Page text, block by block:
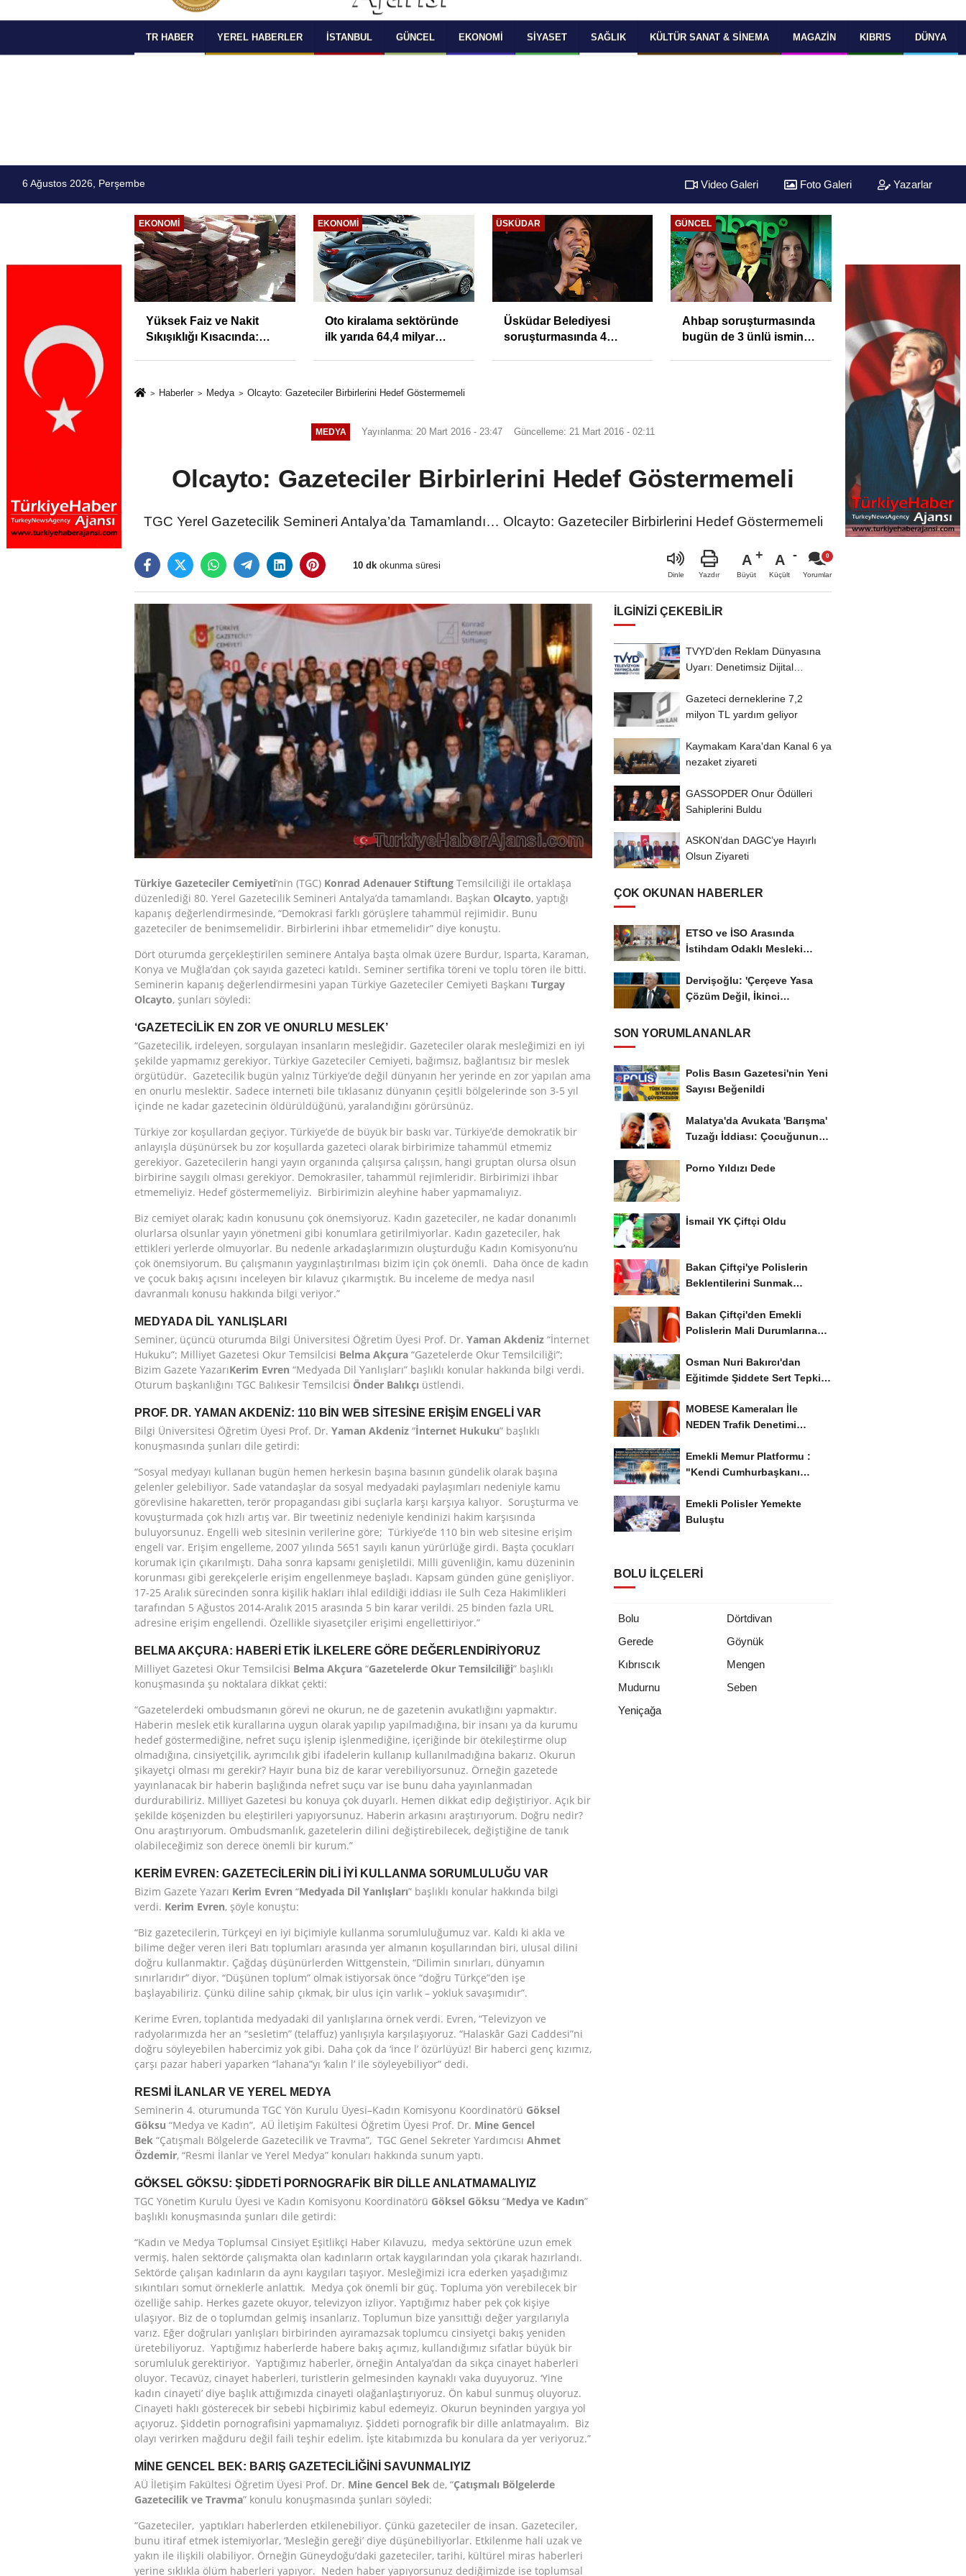
SELECT LANGUAGE YOU WOULD TO READ
OKUMAK İSTEDİĞİNİZ DİLİ SEÇİNİZ
Powered by
Translate
TR HABER YEREL HABERLER İSTANBUL GÜNCEL EKONOMI SIYASET SAĞLIK KÜLTÜR SANAT & SINEMA MAGAZIN KIBRIS DÜNYA
6 Ağustos 2026, Perşembe Video Galeri Foto Galeri Yazarlar
EĞITIM
ETSO ve İSO Arasında
İstihdam Odaklı Mesleki
SIYASET
Dervişoğlu: 'Çerçeve
Yasa Çözüm Değil, İkinci
GÜNCEL
Araçtan izmarit ve çöp
atanlara uyarı: Trafiğin
EKONOMI
TÜİK Temmuz
enflasyonunu %31,75;
Yüksek Faiz ve
Sıkışıklığı
Reel Sektörde
Konkordato
Haberler Medya Olcayto: Gazeteciler Birbirlerini Hedef Göstermemeli
MEDYA Yayınlanma: 20 Mart 2016 - 23:47 Güncelleme: 21 Mart 2016 - 02:11
Olcayto: Gazeteciler Birbirlerini Hedef Göstermemeli
TGC Yerel Gazetecilik Semineri Antalya’da Tamamlandı… Olcayto: Gazeteciler Birbirlerini Hedef Göstermemeli
10 dk okunma süresi
Dinle Yazdır
A
Büyüt
A
Küçült Yorumlar
Türkiye Gazeteciler Cemiyeti’nin (TGC) Konrad Adenauer Stiftung Temsilciliği ile ortaklaşa
düzenlediği 80. Yerel Gazetecilik Semineri Antalya’da tamamlandı. Başkan Olcayto, yaptığı
kapanış değerlendirmesinde, “Demokrasi farklı görüşlere tahammül rejimidir. Bunu
gazeteciler de benimsemelidir. Birbirlerini ihbar etmemelidir” diye konuştu.
Dört oturumda gerçekleştirilen seminere Antalya başta olmak üzere Burdur, Isparta, Karaman,
Konya ve Muğla’dan çok sayıda gazeteci katıldı. Seminer sertifika töreni ve toplu tören ile bitti.
Seminerin kapanış değerlendirmesini yapan Türkiye Gazeteciler Cemiyeti Başkanı Turgay
Olcayto, şunları söyledi:
‘GAZETECİLİK EN ZOR VE ONURLU MESLEK’
“Gazetecilik, irdeleyen, sorgulayan insanların mesleğidir. Gazeteciler olarak mesleğimizi en iyi
şekilde yapmamız gerekiyor. Türkiye Gazeteciler Cemiyeti, bağımsız, bağlantısız bir meslek
örgütüdür. Gazetecilik bugün yalnız Türkiye’de değil dünyanın her yerinde en zor yapılan ama
en onurlu meslektir. Sadece interneti bile tıklasanız dünyanın çeşitli bölgelerinde son 3-5 yıl
içinde ne kadar gazetecinin öldürüldüğünü, yaralandığını görürsünüz.
Türkiye zor koşullardan geçiyor. Türkiye’de de büyük bir baskı var. Türkiye’de demokratik bir
anlayışla düşünürsek bu zor koşullarda gazeteci olarak birbirimize tahammül etmemiz
gerekiyor. Gazetecilerin hangi yayın organında çalışırsa çalışsın, hangi gruptan olursa olsun
birbirine saygılı olması gerekiyor. Demokrasiler, tahammül rejimleridir. Birbirimizi ihbar
etmemeliyiz. Hedef göstermemeliyiz. Birbirimizin aleyhine haber yapmamalıyız.
Biz cemiyet olarak; kadın konusunu çok önemsiyoruz. Kadın gazeteciler, ne kadar donanımlı
olurlarsa olsunlar yayın yönetmeni gibi konumlara getirilmiyorlar. Kadın gazeteciler, hak
ettikleri yerlerde olmuyorlar. Bu nedenle arkadaşlarımızın oluşturduğu Kadın Komisyonu’nu
çok önemsiyorum. Bu çalışmanın yaygınlaştırılması bizim için çok önemli. Daha önce de kadın
ve çocuk bakış açısını inceleyen bir kılavuz çıkarmıştık. Bu inceleme de medya nasıl
davranmalı konusu hakkında bilgi veriyor.”
MEDYADA DİL YANLIŞLARI
Seminer, üçüncü oturumda Bilgi Üniversitesi Öğretim Üyesi Prof. Dr. Yaman Akdeniz “İnternet
Hukuku”; Milliyet Gazetesi Okur Temsilcisi Belma Akçura “Gazetelerde Okur Temsilciliği”;
Bizim Gazete YazarıKerim Evren “Medyada Dil Yanlışları” başlıklı konular hakkında bilgi verdi.
Oturum başkanlığını TGC Balıkesir Temsilcisi Önder Balıkçı üstlendi.
PROF. DR. YAMAN AKDENİZ: 110 BİN WEB SİTESİNE ERİŞİM ENGELİ VAR
Bilgi Üniversitesi Öğretim Üyesi Prof. Dr. Yaman Akdeniz “İnternet Hukuku” başlıklı
konuşmasında şunları dile getirdi:
“Sosyal medyayı kullanan bugün hemen herkesin başına basının gündelik olarak başına
gelenler gelebiliyor. Sade vatandaşlar da sosyal medyadaki paylaşımları nedeniyle kamu
görevlisine hakaretten, terör propagandası gibi suçlarla karşı karşıya kalıyor. Soruşturma ve
kovuşturmada çok hızlı artış var. Bir tweetiniz nedeniyle kendinizi hakim karşısında
buluyorsunuz. Engelli web sitesinin verilerine göre; Türkiye’de 110 bin web sitesine erişim
engeli var. Erişim engelleme, 2007 yılında 5651 sayılı kanun yürürlüğe girdi. Başta çocukları
korumak için çıkarılmıştı. Daha sonra kapsamı genişletildi. Milli güvenliğin, kamu düzeninin
korunması gibi gerekçelerle erişim engellenmeye başladı. Kapsam günden güne genişliyor.
17-25 Aralık sürecinden sonra kişilik hakları ihlal edildiği iddiası ile Sulh Ceza Hakimlikleri
tarafından 5 Ağustos 2014-Aralık 2015 arasında 5 bin karar verildi. 25 binden fazla URL
adresine erişim engellendi. Özellikle siyasetçiler erişimi engellettiriyor.”
BELMA AKÇURA: HABERİ ETİK İLKELERE GÖRE DEĞERLENDİRİYORUZ
Milliyet Gazetesi Okur Temsilcisi Belma Akçura “Gazetelerde Okur Temsilciliği” başlıklı
konuşmasında şu noktalara dikkat çekti:
“Gazetelerdeki ombudsmanın görevi ne okurun, ne de gazetenin avukatlığını yapmaktır.
Haberin meslek etik kurallarına uygun olarak yapılıp yapılmadığına, bir insanı ya da kurumu
hedef göstermediğine, nefret suçu işlenip işlenmediğine, içeriğinde bir ötekileştirme olup
olmadığına, cinsiyetçilik, ayrımcılık gibi ifadelerin kullanıp kullanılmadığına bakarız. Okurun
şikayetçi olması mı gerekir? Hayır buna biz de karar verebiliyorsunuz. Örneğin gazetede
yayınlanacak bir haberin başlığında nefret suçu var ise bunu daha yayınlanmadan
durdurabiliriz. Milliyet Gazetesi bu konuya çok duyarlı. Hemen dikkat edip değiştiriyor. Açık bir
şekilde köşenizden bu eleştirileri yapıyorsunuz. Haberin arkasını araştırıyorum. Doğru nedir?
Onu araştırıyorum. Ombudsmanlık, gazetelerin dilini değiştirebilecek, değiştiğine de tanık
olabileceğimiz son derece önemli bir kurum.”
KERİM EVREN: GAZETECİLERİN DİLİ İYİ KULLANMA SORUMLULUĞU VAR
Bizim Gazete Yazarı Kerim Evren “Medyada Dil Yanlışları” başlıklı konular hakkında bilgi
verdi. Kerim Evren, şöyle konuştu:
“Biz gazetecilerin, Türkçeyi en iyi biçimiyle kullanma sorumluluğumuz var. Kaldı ki akla ve
bilime değer veren ileri Batı toplumları arasında yer almanın koşullarından biri, ulusal dilini
doğru kullanmaktır. Çağdaş düşünürlerden Wittgenstein, “Dilimin sınırları, dünyamın
sınırlarıdır” diyor. “Düşünen toplum” olmak istiyorsak önce “doğru Türkçe”den işe
başlayabiliriz. Çünkü diline sahip çıkmak, bir ulus için varlık – yokluk savaşımıdır”.
Kerime Evren, toplantıda medyadaki dil yanlışlarına örnek verdi. Evren, “Televizyon ve
radyolarımızda her an “sesletim” (telaffuz) yanlışıyla karşılaşıyoruz. “Halaskâr Gazi Caddesi”ni
doğru söyleyebilen habercimiz yok gibi. Daha çok da ‘ince l’ özürlüyüz! Bir haberci genç kızımız,
çarşı pazar haberi yaparken “lahana”yı ‘kalın l’ ile söyleyebiliyor” dedi.
RESMİ İLANLAR VE YEREL MEDYA
Seminerin 4. oturumunda TGC Yön Kurulu Üyesi–Kadın Komisyonu Koordinatörü Göksel
Göksu “Medya ve Kadın”, AÜ İletişim Fakültesi Öğretim Üyesi Prof. Dr. Mine Gencel
Bek “Çatışmalı Bölgelerde Gazetecilik ve Travma”, TGC Genel Sekreter Yardımcısı Ahmet
Özdemir, “Resmi İlanlar ve Yerel Medya” konuları hakkında sunum yaptı.
GÖKSEL GÖKSU: ŞİDDETİ PORNOGRAFİK BİR DİLLE ANLATMAMALIYIZ
TGC Yönetim Kurulu Üyesi ve Kadın Komisyonu Koordinatörü Göksel Göksu “Medya ve Kadın”
başlıklı konuşmasında şunları dile getirdi:
“Kadın ve Medya Toplumsal Cinsiyet Eşitlikçi Haber Kılavuzu, medya sektörüne uzun emek
vermiş, halen sektörde çalışmakta olan kadınların ortak kaygılarından yola çıkarak hazırlandı.
Sektörde çalışan kadınların da aynı kaygıları taşıyor. Mesleğimizi icra ederken yaşadığımız
sıkıntıları somut örneklerle anlattık. Medya çok önemli bir güç. Topluma yön verebilecek bir
özelliğe sahip. Herkes gazete okuyor, televizyon izliyor. Yaptığımız haber pek çok kişiye
ulaşıyor. Biz de o toplumdan gelmiş insanlarız. Toplumun bize yansıttığı değer yargılarıyla
varız. Eğer doğruları yanlışları birbirinden ayıramazsak toplumcu cinsiyetçi bakış yeniden
üretebiliyoruz. Yaptığımız haberlerde habere bakış açımız, kullandığımız sıfatlar büyük bir
sorumluluk gerektiriyor. Yaptığımız haberler, örneğin Antalya’dan da sıkça cinayet haberleri
oluyor. Tecavüz, cinayet haberleri, turistlerin gelmesinden kaynaklı vaka duyuyoruz. ‘Yine
kadın cinayeti’ diye başlık attığımızda cinayeti olağanlaştırıyoruz. Ön kabul sunmuş oluyoruz.
Cinayeti haklı gösterecek bir sebebi hiçbirimiz kabul edemeyiz. Okurun beyninden yargıya yol
açıyoruz. Şiddetin pornografisini yapmamalıyız. Şiddeti pornografik bir dille anlatmayalım. Biz
olayı verirken mağduru değil faili teşhir edelim. İşte kitabımızda bu konulara da yer veriyoruz.”
MİNE GENCEL BEK: BARIŞ GAZETECİLİĞİNİ SAVUNMALIYIZ
AÜ İletişim Fakültesi Öğretim Üyesi Prof. Dr. Mine Gencel Bek de, “Çatışmalı Bölgelerde
Gazetecilik ve Travma” konulu konuşmasında şunları söyledi:
“Gazeteciler, yaptıkları haberlerden etkilenebiliyor. Çünkü gazeteciler de insan. Gazeteciler,
bunu itiraf etmek istemiyorlar, ‘Mesleğin gereği’ diye düşünebiliyorlar. Etkilenme hali uzak ve
yakın ile ilişkili olabiliyor. Örneğin Güneydoğu’daki gazeteciler, tarihi, kültürel miras haberleri
yerine sıklıkla ölüm haberleri yapıyor. Neden haber yapıyorsunuz dediğimizde ise toplumsal
İLGINIZI ÇEKEBILIR
TVYD’den Reklam Dünyasına
Uyarı: Denetimsiz Dijital
Gazeteci derneklerine 7,2
milyon TL yardım geliyor
Kaymakam Kara'dan Kanal 6 ya
nezaket ziyareti
GASSOPDER Onur Ödülleri
Sahiplerini Buldu
ASKON’dan DAGC’ye Hayırlı
Olsun Ziyareti
ÇOK OKUNAN HABERLER
ETSO ve İSO Arasında
İstihdam Odaklı Mesleki
Dervişoğlu: 'Çerçeve Yasa
Çözüm Değil, İkinci
SON YORUMLANANLAR
Polis Basın Gazetesi'nin Yeni
Sayısı Beğenildi
Malatya'da Avukata 'Barışma'
Tuzağı İddiası: Çocuğunun
Porno Yıldızı Dede
İsmail YK Çiftçi Oldu
Bakan Çiftçi'ye Polislerin
Beklentilerini Sunmak
Bakan Çiftçi'den Emekli
Polislerin Mali Durumlarına
Osman Nuri Bakırcı'dan
Eğitimde Şiddete Sert Tepki:
MOBESE Kameraları İle
NEDEN Trafik Denetimi
Emekli Memur Platformu :
"Kendi Cumhurbaşkanı
Emekli Polisler Yemekte
Buluştu
BOLU İLÇELERI
Bolu
Dörtdivan
Gerede
Göynük
Kıbrıscık
Mengen
Mudurnu
Seben
Yeniçağa